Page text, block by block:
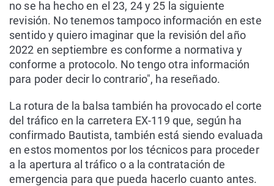
no se ha hecho en el 23, 24 y 25 la siguiente
revisión. No tenemos tampoco información en este
sentido y quiero imaginar que la revisión del año
2022 en septiembre es conforme a normativa y
conforme a protocolo. No tengo otra información
para poder decir lo contrario", ha reseñado.
La rotura de la balsa también ha provocado el corte
del tráfico en la carretera EX-119 que, según ha
confirmado Bautista, también está siendo evaluada
en estos momentos por los técnicos para proceder
a la apertura al tráfico o a la contratación de
emergencia para que pueda hacerlo cuanto antes.